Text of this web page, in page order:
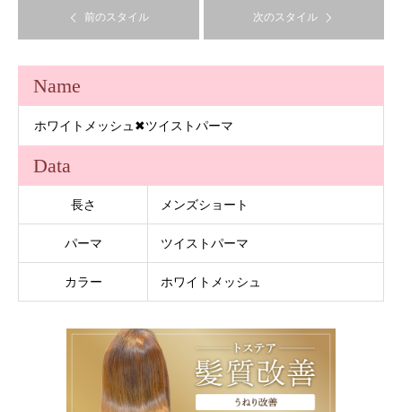
前のスタイル 次のスタイル
Name
ホワイトメッシュ✖ツイストパーマ
Data
長さ メンズショート
パーマ ツイストパーマ
カラー ホワイトメッシュ